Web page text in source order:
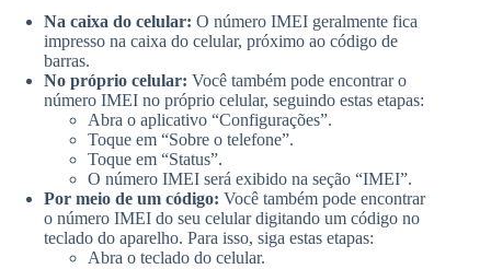
Na caixa do celular: O número IMEI geralmente fica
impresso na caixa do celular, próximo ao código de
barras.
No próprio celular: Você também pode encontrar o
número IMEI no próprio celular, seguindo estas etapas:
Abra o aplicativo “Configurações”.
Toque em “Sobre o telefone”.
Toque em “Status”.
O número IMEI será exibido na seção “IMEI”.
Por meio de um código: Você também pode encontrar
o número IMEI do seu celular digitando um código no
teclado do aparelho. Para isso, siga estas etapas:
Abra o teclado do celular.